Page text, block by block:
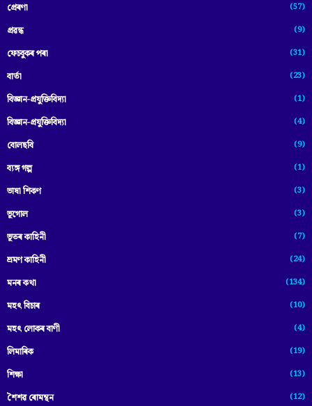
প্ৰেৰণা (57)
প্ৰৱন্ধ (9)
ফেচবুকৰ পৰা (31)
বাৰ্তা (23)
বিজ্ঞান-প্রযুক্তিবিদ্যা (1)
বিজ্ঞান-প্ৰযুক্তিবিদ্যা (4)
বোলছবি (9)
ব্যঙ্গ গল্প (1)
ভাষা শিকণ (3)
ভূগোল (3)
ভূতৰ কাহিনী (7)
ভ্ৰমণ কাহিনী (24)
মনৰ কথা (134)
মহৎ বিচাৰ (10)
মহৎ লোকৰ বাণী (4)
লিমাৰিক (19)
শিক্ষা (13)
শৈশৱ ৰোমন্থন (12)